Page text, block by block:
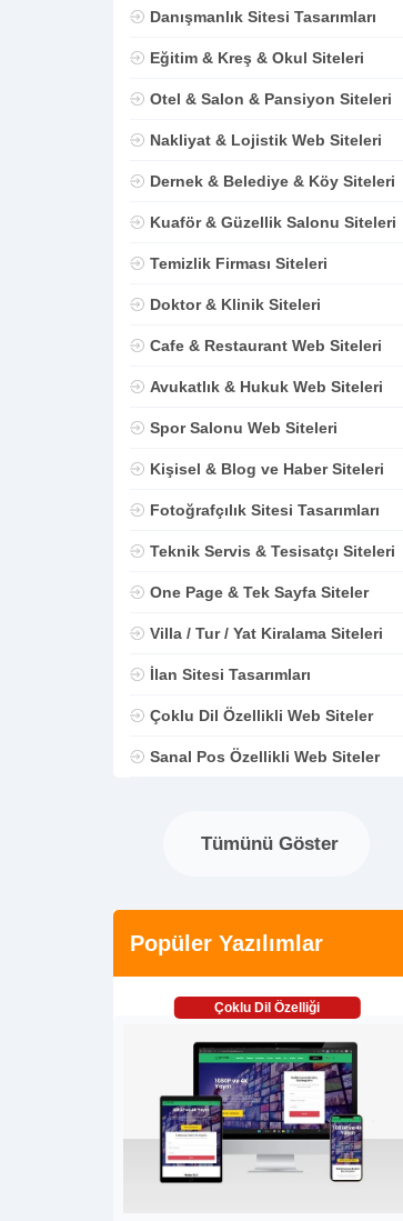
Danışmanlık Sitesi Tasarımları
Eğitim & Kreş & Okul Siteleri
Otel & Salon & Pansiyon Siteleri
Nakliyat & Lojistik Web Siteleri
Dernek & Belediye & Köy Siteleri
Kuaför & Güzellik Salonu Siteleri
Temizlik Firması Siteleri
Doktor & Klinik Siteleri
Cafe & Restaurant Web Siteleri
Avukatlık & Hukuk Web Siteleri
Spor Salonu Web Siteleri
Kişisel & Blog ve Haber Siteleri
Fotoğrafçılık Sitesi Tasarımları
Teknik Servis & Tesisatçı Siteleri
One Page & Tek Sayfa Siteler
Villa / Tur / Yat Kiralama Siteleri
İlan Sitesi Tasarımları
Çoklu Dil Özellikli Web Siteler
Sanal Pos Özellikli Web Siteler
Tümünü Göster
Popüler Yazılımlar
Çoklu Dil Özelliği